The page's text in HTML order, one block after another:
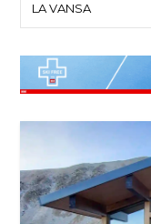
LA VANSA